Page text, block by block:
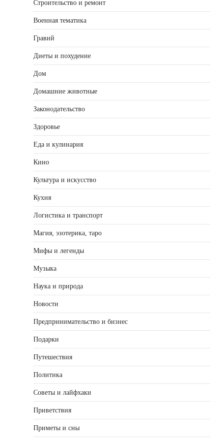
Строительство и ремонт
Военная тематика
Гравий
Диеты и похудение
Дом
Домашние животные
Законодательство
Здоровье
Еда и кулинария
Кино
Культура и искусство
Кухня
Логистика и транспорт
Магия, эзотерика, таро
Мифы и легенды
Музыка
Наука и природа
Новости
Предпринимательство и бизнес
Подарки
Путешествия
Политика
Советы и лайфхаки
Приветствия
Приметы и сны